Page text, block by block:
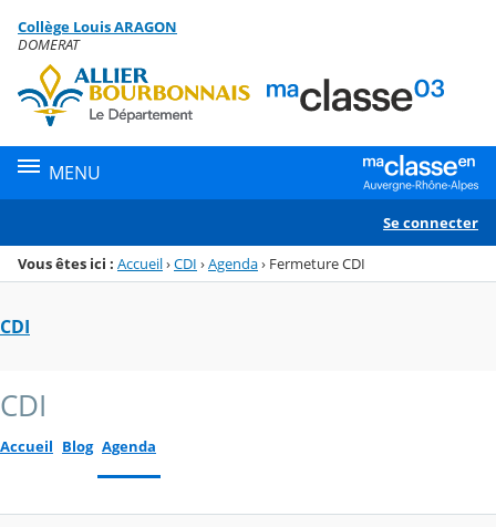
Menu de la rubrique
Contenu
Collège Louis ARAGON
DOMERAT
MENU
Se connecter
Vous êtes ici : Accueil›CDI ›Agenda› Fermeture CDI
CDI
CDI
Accueil Blog Agenda